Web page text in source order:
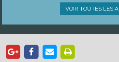
VOIR TOUTES LES